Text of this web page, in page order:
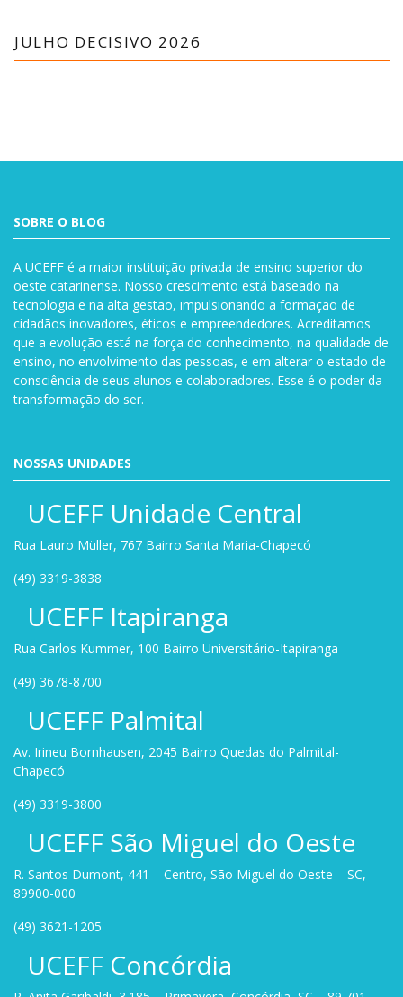
JULHO DECISIVO 2026
SOBRE O BLOG
A UCEFF é a maior instituição privada de ensino superior do
oeste catarinense. Nosso crescimento está baseado na
tecnologia e na alta gestão, impulsionando a formação de
cidadãos inovadores, éticos e empreendedores. Acreditamos
que a evolução está na força do conhecimento, na qualidade de
ensino, no envolvimento das pessoas, e em alterar o estado de
consciência de seus alunos e colaboradores. Esse é o poder da
transformação do ser.
NOSSAS UNIDADES
UCEFF Unidade Central
Rua Lauro Müller, 767 Bairro Santa Maria-Chapecó
(49) 3319-3838
UCEFF Itapiranga
Rua Carlos Kummer, 100 Bairro Universitário-Itapiranga
(49) 3678-8700
UCEFF Palmital
Av. Irineu Bornhausen, 2045 Bairro Quedas do Palmital-
Chapecó
(49) 3319-3800
UCEFF São Miguel do Oeste
R. Santos Dumont, 441 – Centro, São Miguel do Oeste – SC,
89900-000
(49) 3621-1205
UCEFF Concórdia